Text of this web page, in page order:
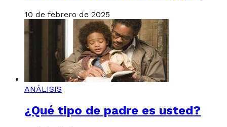
10 de febrero de 2025
ANÁLISIS
¿Qué tipo de padre es usted?